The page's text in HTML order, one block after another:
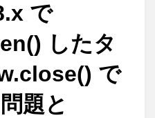
で
したタ
で
題と